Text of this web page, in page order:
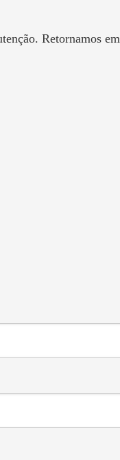
Retornamos em